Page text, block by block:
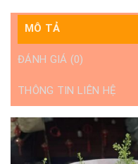
MÔ TẢ
ĐÁNH GIÁ (0)
THÔNG TIN LIÊN HỆ